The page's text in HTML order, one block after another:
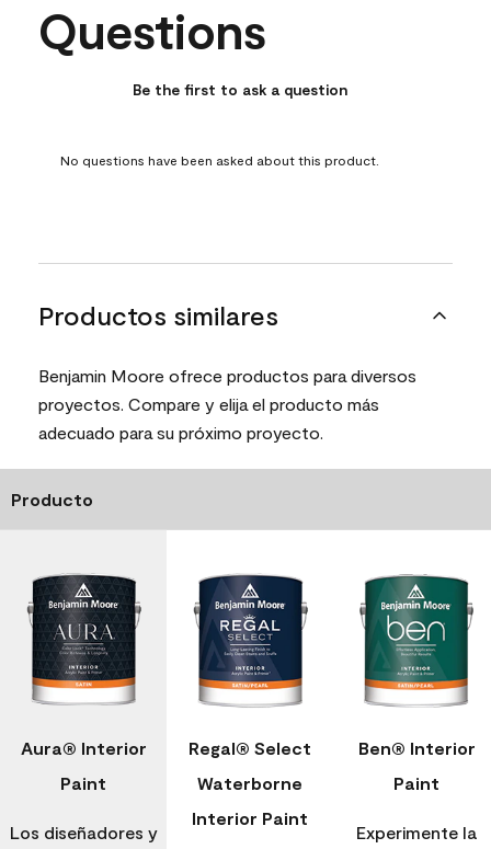
No questions have been asked about this product.
Questions
Be the first to ask a question
No questions have been asked about this product.
Productos similares
Benjamin Moore ofrece productos para diversos
proyectos. Compare y elija el producto más
adecuado para su próximo proyecto.
Producto
Aura® Interior
Paint
Los diseñadores y
Regal® Select
Waterborne
Interior Paint
Ben® Interior
Paint
Experimente la